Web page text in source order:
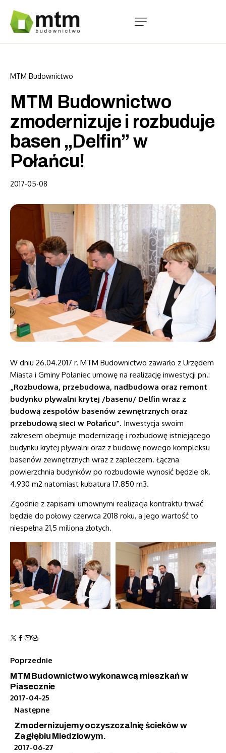
Strona główna
Realizacje
Aktualności
MTM Budownictwo
MTM Budownictwo
zmodernizuje i rozbuduje
basen „Delfin” w
Połańcu!
2017-05-08
W dniu 26.04.2017 r. MTM Budownictwo zawarło z Urzędem
Miasta i Gminy Połaniec umowę na realizację inwestycji pn.:
„Rozbudowa, przebudowa, nadbudowa oraz remont
budynku pływalni krytej /basenu/ Delfin wraz z
budową zespołów basenów zewnętrznych oraz
przebudową sieci w Połańcu”. Inwestycja swoim
zakresem obejmuje modernizację i rozbudowę istniejącego
budynku krytej pływalni oraz z budowę nowego kompleksu
basenów zewnętrznych wraz z zapleczem. Łączna
powierzchnia budynków po rozbudowie wynosić będzie ok.
4.930 m2 natomiast kubatura 17.850 m3.
Zgodnie z zapisami umownymi realizacja kontraktu trwać
będzie do połowy czerwca 2018 roku, a jego wartość to
niespełna 21,5 miliona złotych.
Poprzednie
MTM Budownictwo wykonawcą mieszkań w
Piasecznie
2017-04-25
Następne
Zmodernizujemy oczyszczalnię ścieków w
Zagłębiu Miedziowym.
2017-06-27